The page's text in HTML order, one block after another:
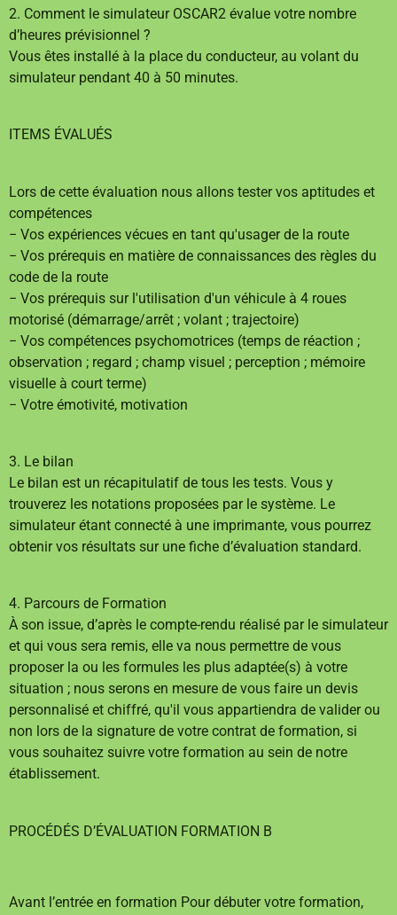
2. Comment le simulateur OSCAR2 évalue votre nombre
d’heures prévisionnel ?
Vous êtes installé à la place du conducteur, au volant du
simulateur pendant 40 à 50 minutes.
ITEMS ÉVALUÉS
Lors de cette évaluation nous allons tester vos aptitudes et
compétences
− Vos expériences vécues en tant qu'usager de la route
− Vos prérequis en matière de connaissances des règles du
code de la route
− Vos prérequis sur l'utilisation d'un véhicule à 4 roues
motorisé (démarrage/arrêt ; volant ; trajectoire)
− Vos compétences psychomotrices (temps de réaction ;
observation ; regard ; champ visuel ; perception ; mémoire
visuelle à court terme)
− Votre émotivité, motivation
3. Le bilan
Le bilan est un récapitulatif de tous les tests. Vous y
trouverez les notations proposées par le système. Le
simulateur étant connecté à une imprimante, vous pourrez
obtenir vos résultats sur une fiche d’évaluation standard.
4. Parcours de Formation
À son issue, d’après le compte-rendu réalisé par le simulateur
et qui vous sera remis, elle va nous permettre de vous
proposer la ou les formules les plus adaptée(s) à votre
situation ; nous serons en mesure de vous faire un devis
personnalisé et chiffré, qu'il vous appartiendra de valider ou
non lors de la signature de votre contrat de formation, si
vous souhaitez suivre votre formation au sein de notre
établissement.
PROCÉDÉS D’ÉVALUATION FORMATION B
Avant l’entrée en formation Pour débuter votre formation,